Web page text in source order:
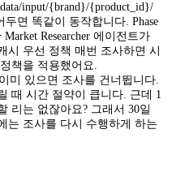
input/{brand}/{product_id}/
면 똑같이 동작합니다. Phase
Researcher 에이전트가
시 우선 정책 매번 조사하면 시
책을 적용했어요.
이미 있으면 조사를 건너뜁니다.
때 시간 절약이 큽니다. 근데 1
리는 없잖아요? 그래서 30일
는 조사를 다시 수행하게 하는